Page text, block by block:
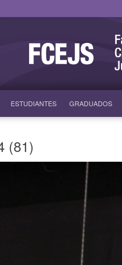
ESTUDIANTES GRADUADOS
(81)